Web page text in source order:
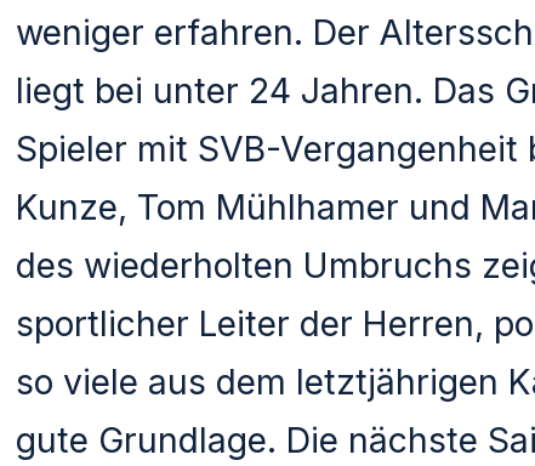
weniger erfahren. Der
liegt bei unter 24 Jahren. Das
Spieler mit SVB-
Kunze, Tom Mühlhamer und
des wiederholten Umbruchs
sportlicher Leiter der Herren,
so viele aus dem letztjährigen
gute Grundlage. Die nächste